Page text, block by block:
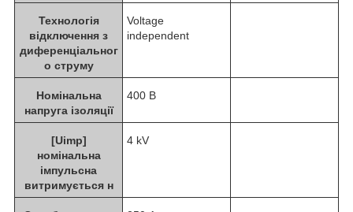
Технологія
відключення з
диференціальног
о струму
Voltage
independent
Номінальна
напруга ізоляції
400 В
[Uimp]
номінальна
імпульсна
витримується н
4 kV